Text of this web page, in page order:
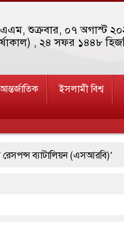
এএম, শুক্রবার, ০৭ অগাস্ট
, ২৪ সফর ১৪৪৮
আন্তর্জাতিক ইসলামী বিশ্ব
(এসআরবি)’